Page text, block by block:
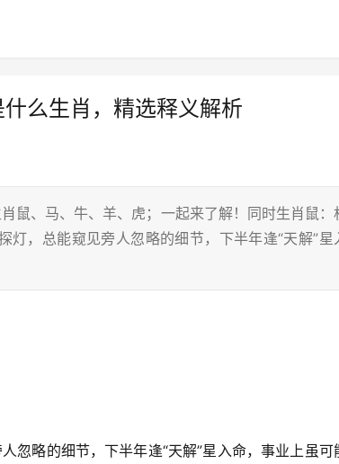
么生肖，精选释义解析
鼠、马、牛、羊、虎；一起来了解！同时生肖鼠：
，总能窥见旁人忽略的细节，下半年逢“天解”星
忽略的细节，下半年逢“天解”星入命，事业上虽可